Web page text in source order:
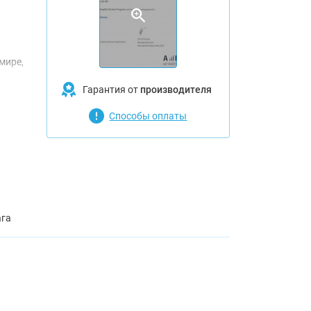
D с
Гарантия от производителя
Способы оплаты